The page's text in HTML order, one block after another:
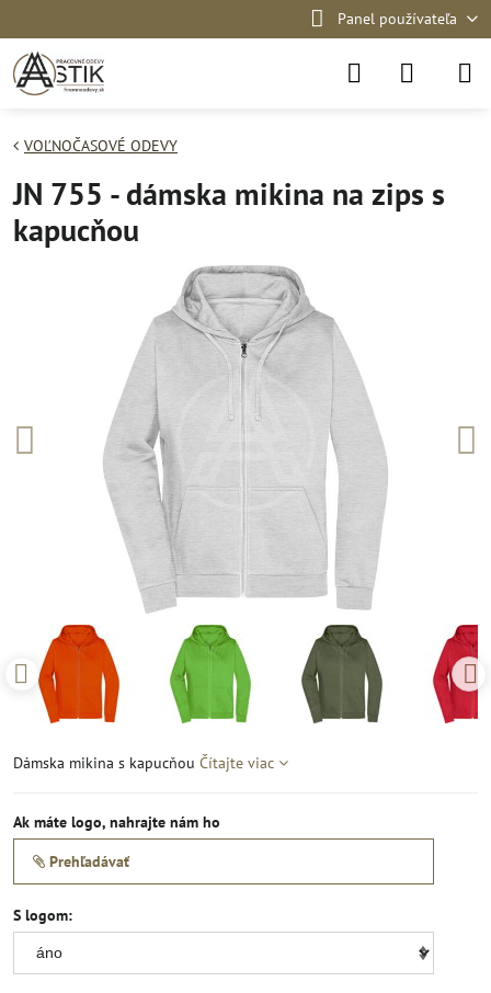
Panel používateľa
VOĽNOČASOVÉ ODEVY
JN 755 - dámska mikina na zips s
kapucňou
Dámska mikina s kapucňou Čítajte viac
Ak máte logo, nahrajte nám ho
Prehľadávať
S logom: